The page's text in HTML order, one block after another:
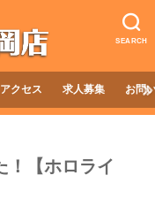
SEARCH
アクセス 求人募集 お問
！【ホロライ